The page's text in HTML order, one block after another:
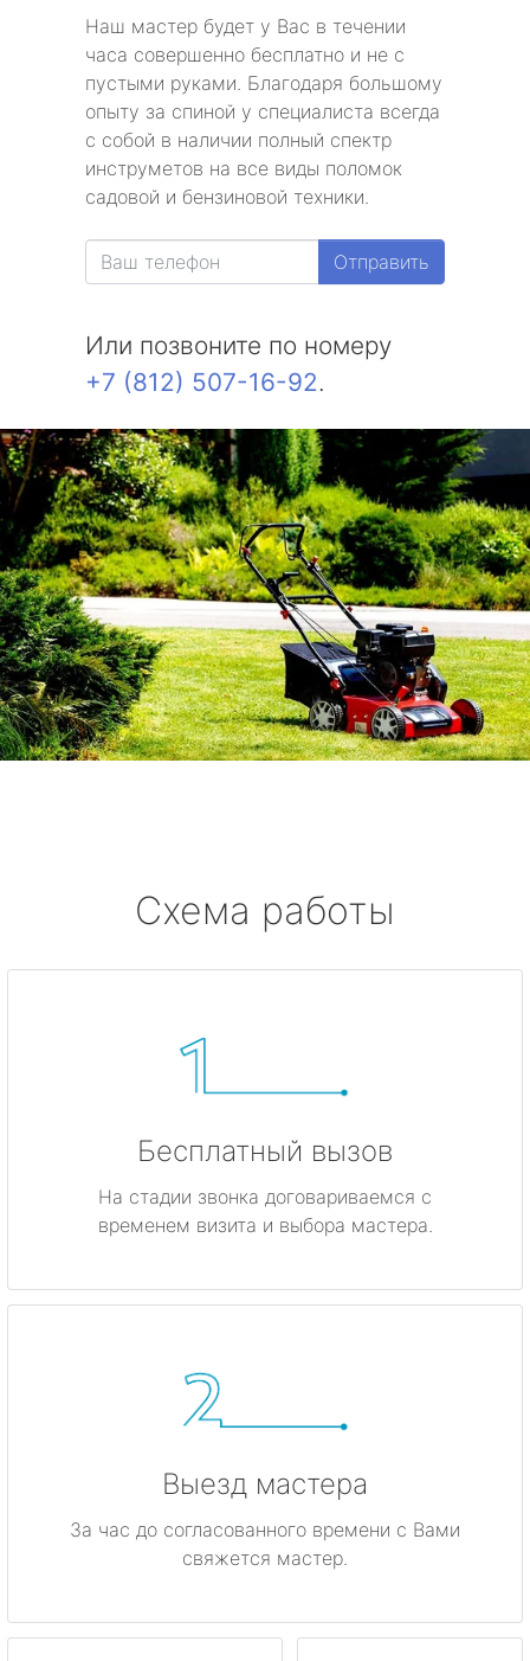
Наш мастер будет у Вас в течении
часа совершенно бесплатно и не с
пустыми руками. Благодаря большому
опыту за спиной у специалиста всегда
с собой в наличии полный спектр
инструметов на все виды поломок
садовой и бензиновой техники.
Отправить
Или позвоните по номеру
+7 (812) 507-16-92.
Схема работы
Бесплатный вызов
На стадии звонка договариваемся с
временем визита и выбора мастера.
Выезд мастера
За час до согласованного времени с Вами
свяжется мастер.